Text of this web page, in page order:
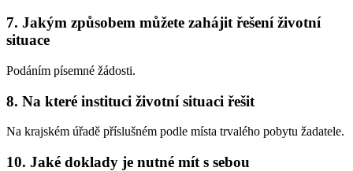
7. Jakým způsobem můžete zahájit řešení životní
situace
Podáním písemné žádosti.
8. Na které instituci životní situaci řešit
Na krajském úřadě příslušném podle místa trvalého pobytu žadatele.
10. Jaké doklady je nutné mít s sebou